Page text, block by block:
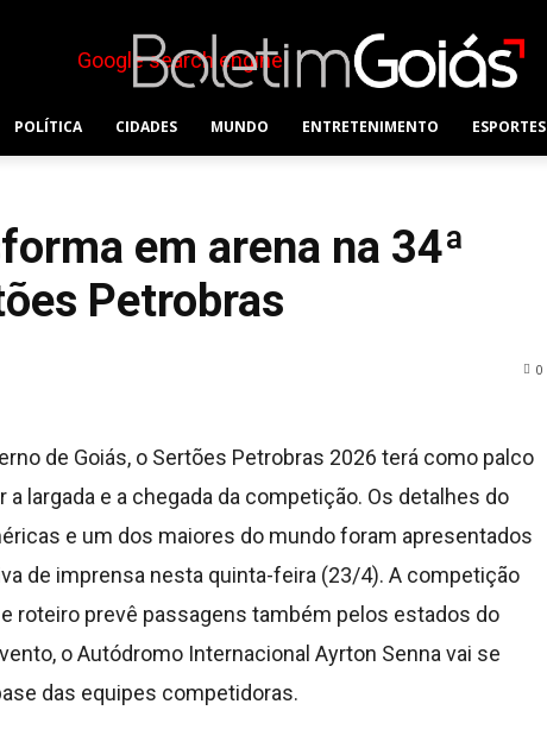
POLÍTICA CIDADES MUNDO ENTRETENIMENTO ESPORTES
em arena na 34ª
Petrobras
0
de Goiás, o Sertões Petrobras 2026 terá como palco
a largada e a chegada da competição. Os detalhes do
e um dos maiores do mundo foram apresentados
de imprensa nesta quinta-feira (23/4). A competição
roteiro prevê passagens também pelos estados do
o Autódromo Internacional Ayrton Senna vai se
das equipes competidoras.